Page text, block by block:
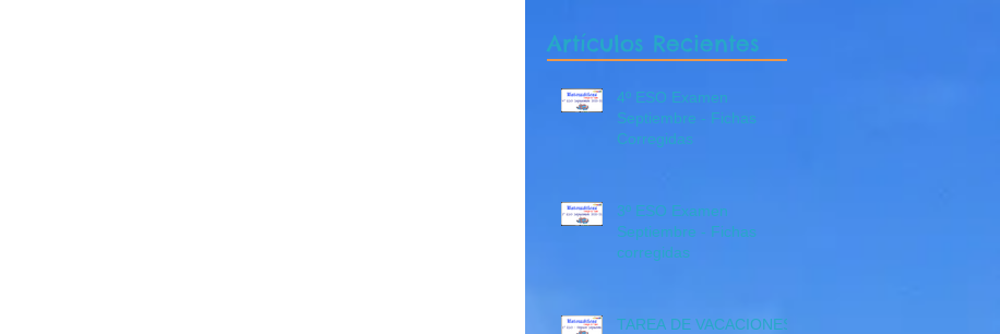
Artículos Recientes
4º ESO Examen
Septiembre - Fichas
Corregidas
3º ESO Examen
Septiembre - Fichas
corregidas
TAREA DE VACACIONES